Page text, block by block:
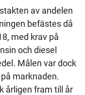
av andelen
befästes då
med krav på
och diesel
Målen var dock
marknaden.
årligen fram till år